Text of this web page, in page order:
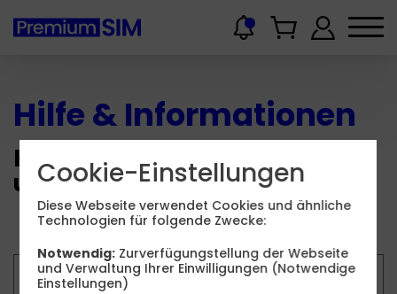
Hilfe & Informationen
Hier finden Sie Wissenswertes
und Hilfestellungen.
Cookie-Einstellungen
Diese Webseite verwendet Cookies und ähnliche
Technologien für folgende Zwecke:
Notwendig: Zurverfügungstellung der Webseite
und Verwaltung Ihrer Einwilligungen (Notwendige
Einstellungen)